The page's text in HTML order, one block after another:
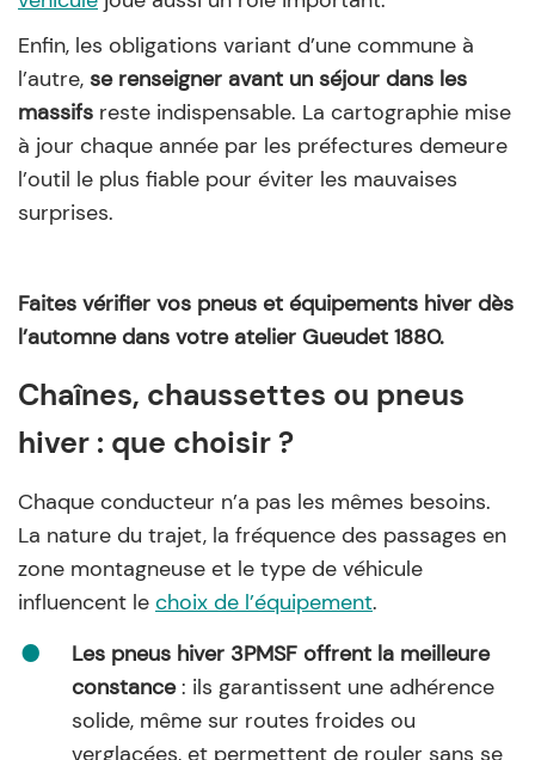
Enfin, les obligations variant d’une commune à
l’autre, se renseigner avant un séjour dans les
massifs reste indispensable. La cartographie mise
à jour chaque année par les préfectures demeure
l’outil le plus fiable pour éviter les mauvaises
surprises.
Faites vérifier vos pneus et équipements hiver dès
l’automne dans votre atelier Gueudet 1880.
Chaînes, chaussettes ou pneus
hiver : que choisir ?
Chaque conducteur n’a pas les mêmes besoins.
La nature du trajet, la fréquence des passages en
zone montagneuse et le type de véhicule
influencent le choix de l’équipement.
Les pneus hiver 3PMSF offrent la meilleure
constance: ils garantissent une adhérence
solide, même sur routes froides ou